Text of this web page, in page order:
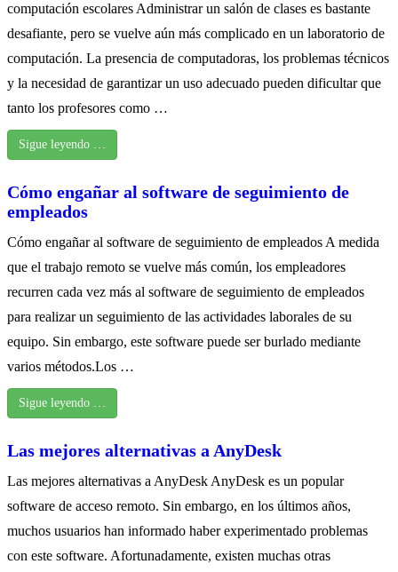
computación escolares Administrar un salón de clases es bastante
desafiante, pero se vuelve aún más complicado en un laboratorio de
computación. La presencia de computadoras, los problemas técnicos
y la necesidad de garantizar un uso adecuado pueden dificultar que
tanto los profesores como …
Sigue leyendo …
Cómo engañar al software de seguimiento de
empleados
Cómo engañar al software de seguimiento de empleados A medida
que el trabajo remoto se vuelve más común, los empleadores
recurren cada vez más al software de seguimiento de empleados
para realizar un seguimiento de las actividades laborales de su
equipo. Sin embargo, este software puede ser burlado mediante
varios métodos.Los …
Sigue leyendo …
Las mejores alternativas a AnyDesk
Las mejores alternativas a AnyDesk AnyDesk es un popular
software de acceso remoto. Sin embargo, en los últimos años,
muchos usuarios han informado haber experimentado problemas
con este software. Afortunadamente, existen muchas otras